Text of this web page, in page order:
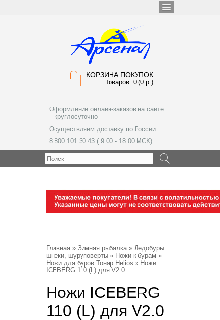
КОРЗИНА ПОКУПОК
Товаров: 0 (0 р.)
Оформление онлайн-заказов на сайте
— круглосуточно
Осуществляем доставку по России
8 800 101 30 43 ( 9:00 - 18:00 МСК)
Главная » Зимняя рыбалка» Ледобуры,
шнеки, шуруповерты » Ножи к бурам »
Ножи для буров Тонар Helios » Ножи
ICEBERG 110 (L) для V2.0
Ножи ICEBERG
110 (L) для V2.0